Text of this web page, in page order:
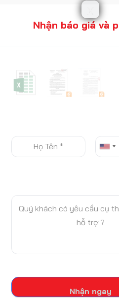
luôn luôn đầy đủ và đáp
hàng sẽ không cần phải di
giáo dục….
Nhận báo giá và
Nhận ngay